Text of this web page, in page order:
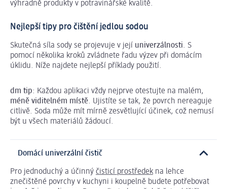
výhradně produkty v potravinářské kvalitě.
Nejlepší tipy pro čištění jedlou sodou
Skutečná síla sody se projevuje v její univerzálnosti. S
pomocí několika kroků zvládnete řadu výzev při domácím
úklidu. Níže najdete nejlepší příklady použití.
dm tip: Každou aplikaci vždy nejprve otestujte na malém,
méně viditelném místě. Ujistíte se tak, že povrch nereaguje
citlivě. Soda může mít mírně zesvětlující účinek, což nemusí
být u všech materiálů žádoucí.
Domácí univerzální čistič
Pro jednoduchý a účinný čisticí prostředekna lehce
znečištěné povrchy v kuchyni i koupelně budete potřebovat